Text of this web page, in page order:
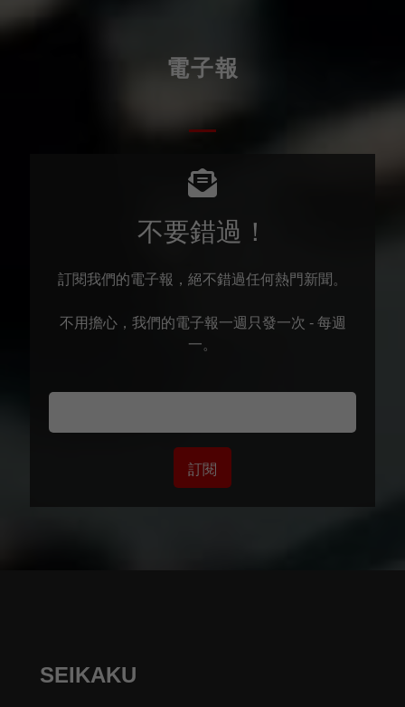
電子報
不要錯過！
訂閱我們的電子報，絕不錯過任何熱門新聞。
不用擔心，我們的電子報一週只發一次 - 每週
一。
訂閱
SEIKAKU